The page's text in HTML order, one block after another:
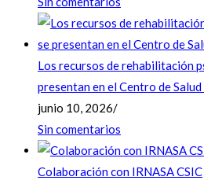
Los recursos de rehabilitación
presentan en el Centro de Salud
junio 10, 2026/
Sin comentarios
Colaboración con IRNASA CSIC